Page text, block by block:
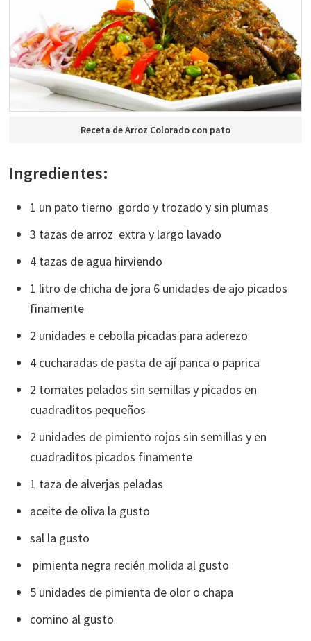
Receta de Arroz Colorado con pato
Ingredientes:
1 un pato tierno gordo y trozado y sin plumas
3 tazas de arroz extra y largo lavado
4 tazas de agua hirviendo
1 litro de chicha de jora 6 unidades de ajo picados
finamente
2 unidades e cebolla picadas para aderezo
4 cucharadas de pasta de ají panca o paprica
2 tomates pelados sin semillas y picados en
cuadraditos pequeños
2 unidades de pimiento rojos sin semillas y en
cuadraditos picados finamente
1 taza de alverjas peladas
aceite de oliva la gusto
sal la gusto
pimienta negra recién molida al gusto
5 unidades de pimienta de olor o chapa
comino al gusto